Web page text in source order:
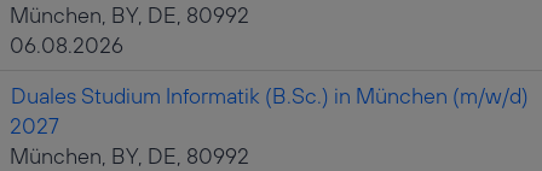
München, BY, DE, 80992
06.08.2026
Duales Studium Informatik (B.Sc.) in München (m/w/d)
2027
München, BY, DE, 80992